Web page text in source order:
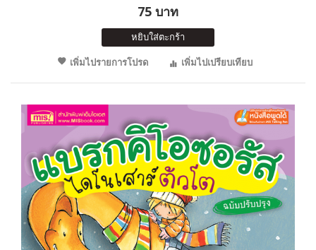
75 บาท
หยิบใส่ตะกร้า
เพิ่มไปรายการโปรด
เพิ่มไปเปรียบเทียบ